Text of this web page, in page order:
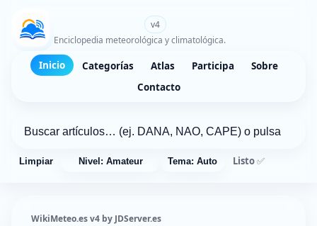
v4
Enciclopedia meteorológica y climatológica.
Inicio Categorías Atlas Participa
Sobre
Contacto
Limpiar Nivel: Amateur Tema: Auto Listo ✅
WikiMeteo.es v4 by JDServer.es